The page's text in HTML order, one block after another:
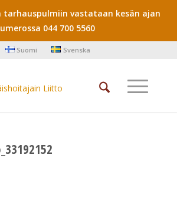
tarhauspulmiin vastataan kesän ajan
044 700 5560
Suomi Svenska